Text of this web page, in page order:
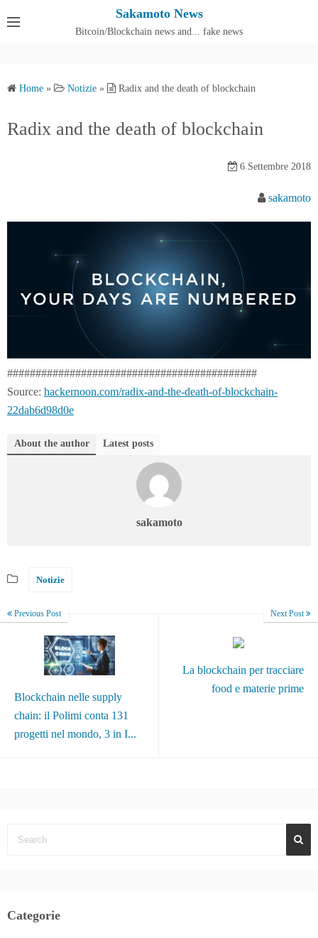
Sakamoto News
Bitcoin/Blockchain news and... fake news
Home » Notizie » Radix and the death of blockchain
Radix and the death of blockchain
6 Settembre 2018
sakamoto
############################################
Source: hackernoon.com/radix-and-the-death-of-blockchain-
22dab6d98d0e
About the author Latest posts
sakamoto
Notizie
Previous Post
Blockchain nelle supply
chain: il Polimi conta 131
progetti nel mondo, 3 in I...
Next Post
La blockchain per tracciare
food e materie prime
Categorie